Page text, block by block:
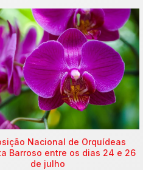
Nacional de Orquídeas
Barroso entre os dias 24 e 26
de julho